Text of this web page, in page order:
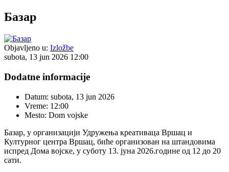
Базар
Objavljeno u: Izložbe
subota, 13 jun 2026 12:00
Dodatne informacije
Datum: subota, 13 jun 2026
Vreme: 12:00
Mesto: Dom vojske
Базар, у организацији Удружења креативаца Вршац и
Културног центра Вршац, биће организован на штандовима
испред Дома војске, у суботу 13. јуна 2026.године од 12 до 20
сати.